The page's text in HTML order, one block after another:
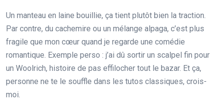
Un manteau en laine bouillie, ça tient plutôt bien la traction.
Par contre, du cachemire ou un mélange alpaga, c’est plus
fragile que mon cœur quand je regarde une comédie
romantique. Exemple perso : j’ai dû sortir un scalpel fin pour
un Woolrich, histoire de pas effilocher tout le bazar. Et ça,
personne ne te le souffle dans les tutos classiques, crois-
moi.